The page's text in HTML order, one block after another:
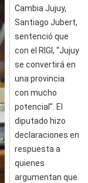
Cambia Jujuy,
Santiago Jubert,
sentenció que
con el RIGI, “Jujuy
se convertirá en
una provincia
con mucho
potencial”. El
diputado hizo
declaraciones en
respuesta a
quienes
argumentan que